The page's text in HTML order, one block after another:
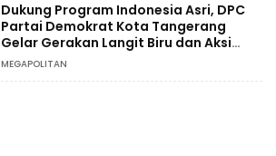
Dukung Program Indonesia Asri, DPC
Partai Demokrat Kota Tangerang
Gelar Gerakan Langit Biru dan Aksi
Tanam Pohon
MEGAPOLITAN